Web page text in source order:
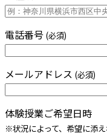
電話番号 (必須)
メールアドレス (必須)
体験授業ご希望日時
※状況によって、希望に添